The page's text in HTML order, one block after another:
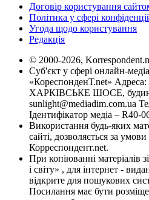
Договір користування
Політика у сфері
Угода щодо користування
Редакція
© 2000-2026,
Суб'єкт у сфері онлайн-
«КореспонденТ.net» Адреса:
ХАРКІВСЬКЕ ШОСЕ,
sunlight@mediadim.com.ua
Ідентифікатор медіа – R40-
Використання будь-яких
сайті, дозволяється за
Корреспондент.net.
При копіюванні матеріалів
і світу» , для інтернет -
відкрите для пошукових
Посилання має бути